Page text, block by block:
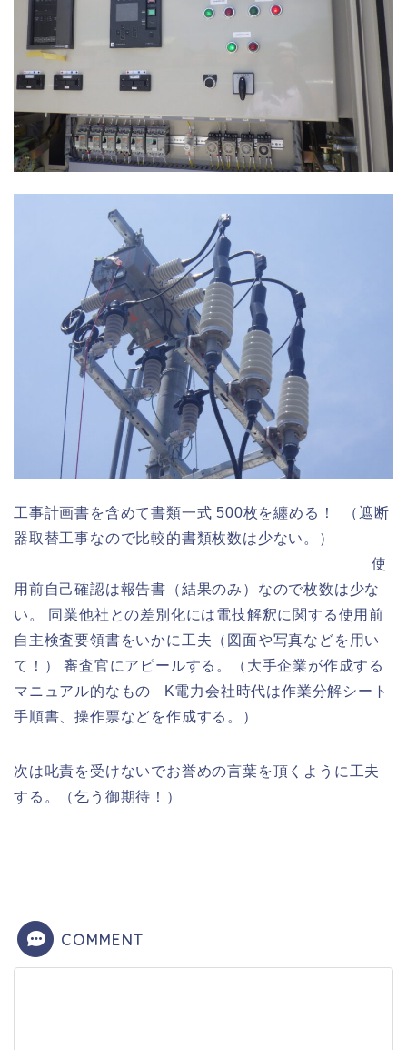
工事計画書を含めて書類一式 500枚を纏める！ （遮断
器取替工事なので比較的書類枚数は少ない。）
使
用前自己確認は報告書（結果のみ）なので枚数は少な
い。 同業他社との差別化には電技解釈に関する使用前
自主検査要領書をいかに工夫（図面や写真などを用い
て！） 審査官にアピールする。（大手企業が作成する
マニュアル的なもの K電力会社時代は作業分解シート
手順書、操作票などを作成する。）
次は叱責を受けないでお誉めの言葉を頂くように工夫
する。（乞う御期待！）
COMMENT